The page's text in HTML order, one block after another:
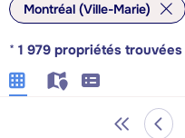
Montréal (Ville-Marie)
* 1 979 propriétés trouvées